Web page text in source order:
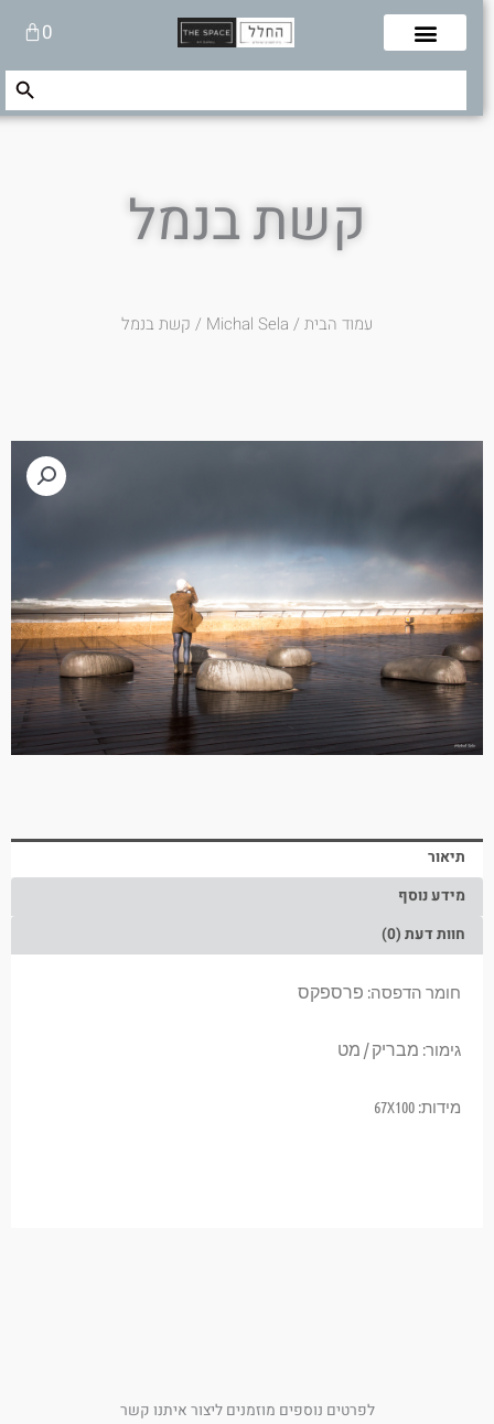
0עגלת
קניות
Search
Search Button
קשת בנמל
עמוד הבית/
Michal Sela/ קשת בנמל
תיאור
מידע נוסף
חוות דעת (0)
חומר הדפסה:פרספקס
גימור:מבריק / מט
מידות: 67X100
לפרטים נוספים מוזמנים ליצור איתנו קשר